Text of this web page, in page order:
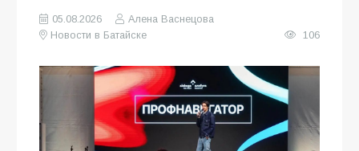
05.08.2026
Алена Васнецова
Новости в Батайске
106